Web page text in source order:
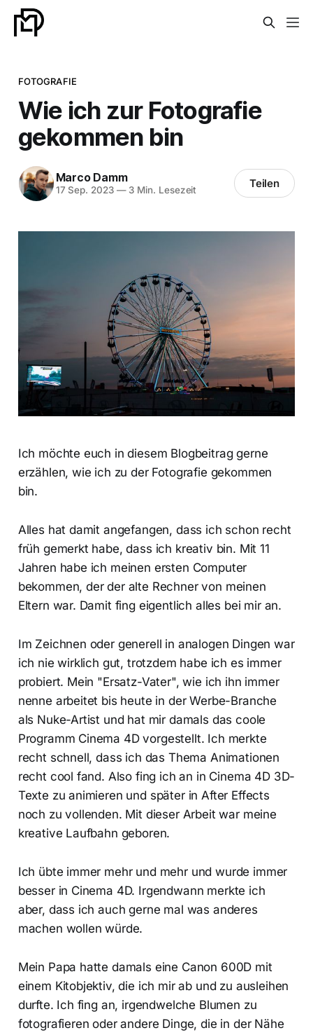
FOTOGRAFIE
Wie ich zur Fotografie
gekommen bin
Marco Damm
17 Sep. 2023 —3 Min. Lesezeit Teilen
Ich möchte euch in diesem Blogbeitrag gerne
erzählen, wie ich zu der Fotografie gekommen
bin.
Alles hat damit angefangen, dass ich schon recht
früh gemerkt habe, dass ich kreativ bin. Mit 11
Jahren habe ich meinen ersten Computer
bekommen, der der alte Rechner von meinen
Eltern war. Damit fing eigentlich alles bei mir an.
Im Zeichnen oder generell in analogen Dingen war
ich nie wirklich gut, trotzdem habe ich es immer
probiert. Mein "Ersatz-Vater", wie ich ihn immer
nenne arbeitet bis heute in der Werbe-Branche
als Nuke-Artist und hat mir damals das coole
Programm Cinema 4D vorgestellt. Ich merkte
recht schnell, dass ich das Thema Animationen
recht cool fand. Also fing ich an in Cinema 4D 3D-
Texte zu animieren und später in After Effects
noch zu vollenden. Mit dieser Arbeit war meine
kreative Laufbahn geboren.
Ich übte immer mehr und mehr und wurde immer
besser in Cinema 4D. Irgendwann merkte ich
aber, dass ich auch gerne mal was anderes
machen wollen würde.
Mein Papa hatte damals eine Canon 600D mit
einem Kitobjektiv, die ich mir ab und zu ausleihen
durfte. Ich fing an, irgendwelche Blumen zu
fotografieren oder andere Dinge, die in der Nähe